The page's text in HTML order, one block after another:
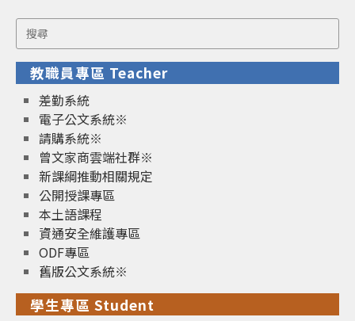
Search
for:
教職員專區 Teacher
差勤系統
電子公文系統※
請購系統※
曾文家商雲端社群※
新課綱推動相關規定
公開授課專區
本土語課程
資通安全維護專區
ODF專區
舊版公文系統※
學生專區 Student